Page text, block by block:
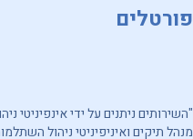
פורטלים
"השירותים ניתנים על ידי אינפיניטי
מנהל תיקים ואיניפיניטי ניהול